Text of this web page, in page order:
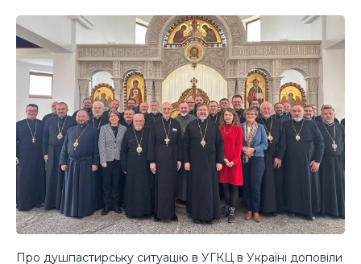
Про душпастирську ситуацію в УГКЦ в Україні доповіли